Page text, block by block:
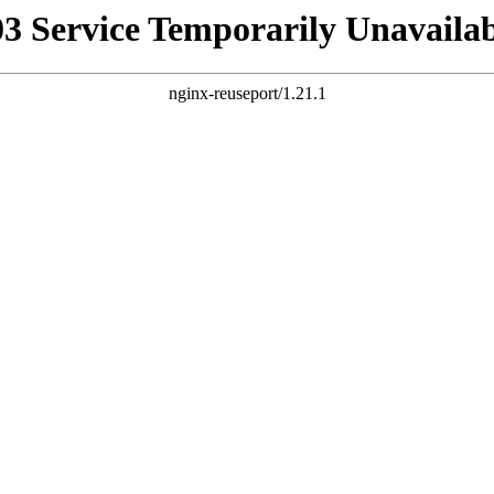
Service Temporarily
nginx-reuseport/1.21.1